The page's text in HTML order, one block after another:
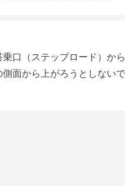
口（ステップロード）か
面から上がろうとしない